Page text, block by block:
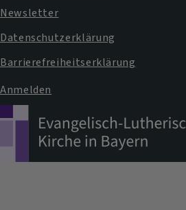
Newsletter
Datenschutzerklärung
Barrierefreiheitserklärung
Benutzermenü
Anmelden